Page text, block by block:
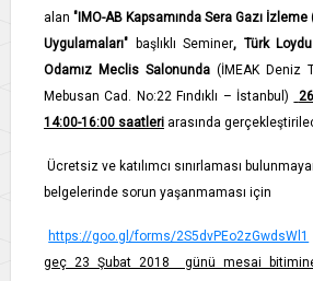
alan "IMO-AB Kapsamında Sera Gazı İzleme
Uygulamaları"
başlıklı Seminer, Türk
Odamız Meclis Salonunda (İMEAK Deniz
Mebusan Cad. No:22 Fındıklı – İstanbul)
14:00-16:00 saatleri arasında
Ücretsiz ve katılımcı sınırlaması
belgelerinde sorun yaşanmaması için
https://goo.gl/forms/2S5dvPEo2zGwdsWl1
geç 23 Şubat 2018
günü mesai